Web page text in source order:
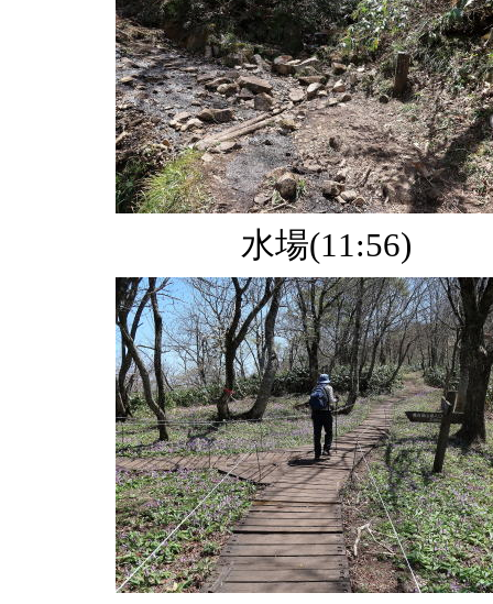
水場(11:56)